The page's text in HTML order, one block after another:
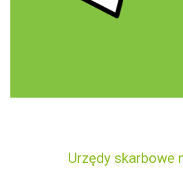
Urzędy skarbowe